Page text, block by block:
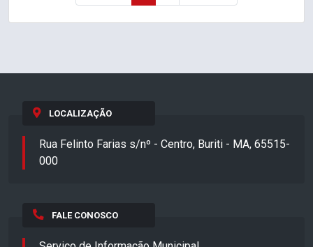
LOCALIZAÇÃO
Rua Felinto Farias s/nº - Centro, Buriti - MA, 65515-
000
FALE CONOSCO